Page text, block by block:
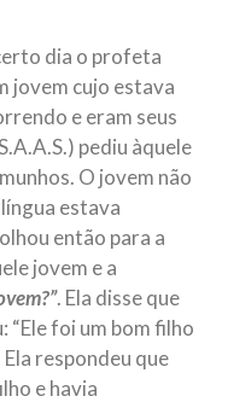
dia o profeta
jovem cujo estava
e eram seus
pediu àquele
O jovem não
estava
então para a
jovem e a
. Ela disse que
foi um bom filho
respondeu que
e havia